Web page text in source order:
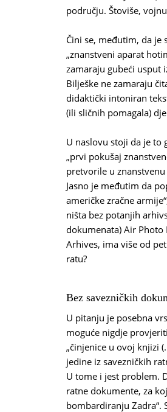
području. Štoviše,
Čini se, međutim, da
„znanstveni aparat
zamaraju gubeći usput
Bilješke ne zamaraju
didaktički intoniran
(ili sličnih pomagala)
U naslovu stoji da je to
„prvi pokušaj
pretvorile u
Jasno je međutim da
američke zračne
ništa bez potanjih
dokumenata) Air Photo
Arhives, ima više od
ratu?
Bez savezničkih
U pitanju je posebna
moguće nigdje
„činjenice u ovoj knjizi
jedine iz savezničkih
U tome i jest problem.
ratne dokumente, za
bombardiranju Zadra“.